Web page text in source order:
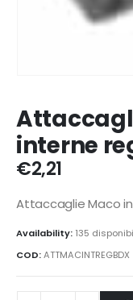
interne
€2,21
Attaccaglie Maco
Availability: 135
COD:ATTMACINTREGBDX